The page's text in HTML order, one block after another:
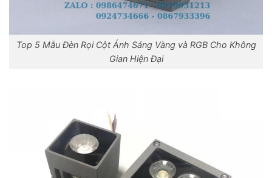
Top 5 Mẫu Đèn Rọi Cột Ánh Sáng Vàng và RGB Cho Không
Gian Hiện Đại